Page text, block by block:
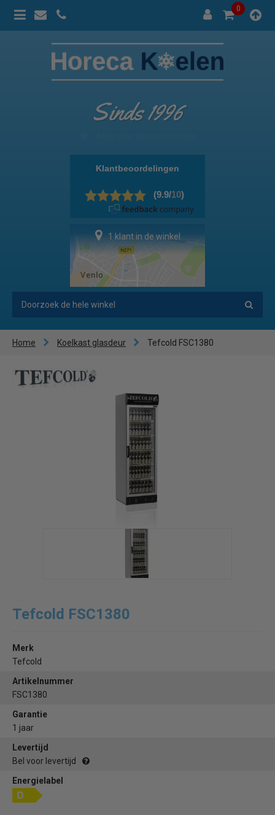
0
Sinds 1996
1 klant in de winkel
Home Koelkast glasdeur Tefcold FSC1380
Tefcold FSC1380
Merk
Tefcold
Artikelnummer
FSC1380
Garantie
1 jaar
Levertijd
Bel voor levertijd
Energielabel